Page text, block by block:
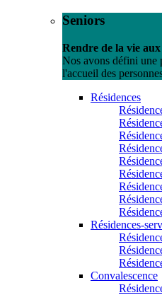
Seniors
Rendre de la vie aux
Nos avons défini une
l'accueil des
Résidences
Résidences-
Convalescence